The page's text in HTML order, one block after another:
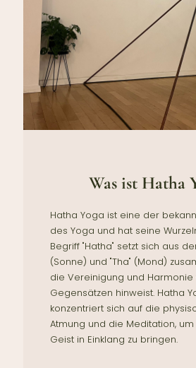
Was ist Hatha
Hatha Yoga ist eine der
des Yoga und hat seine
Begriff "Hatha" setzt sich aus
(Sonne) und "Tha" (Mond)
die Vereinigung und Harmonie
Gegensätzen hinweist. Hatha
konzentriert sich auf die
Atmung und die Meditation,
Geist in Einklang zu bringen.